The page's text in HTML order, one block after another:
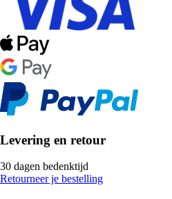
Levering en retour
30 dagen bedenktijd
Retourneer je bestelling